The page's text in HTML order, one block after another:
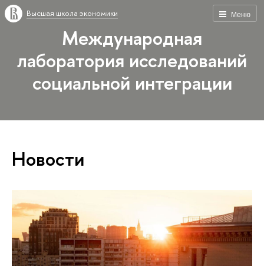
Меню
Высшая школа экономики
Международная
лаборатория исследований
социальной интеграции
Новости